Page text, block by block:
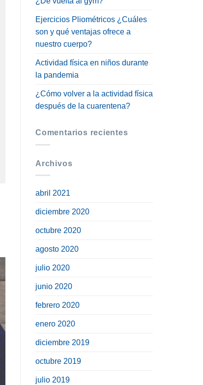
Ejercicios Pliométricos ¿Cuáles
son y qué ventajas ofrece a
nuestro cuerpo?
Actividad física en niños durante
la pandemia
¿Cómo volver a la actividad física
después de la cuarentena?
Comentarios recientes
Archivos
abril 2021
diciembre 2020
octubre 2020
agosto 2020
julio 2020
junio 2020
febrero 2020
enero 2020
diciembre 2019
octubre 2019
julio 2019